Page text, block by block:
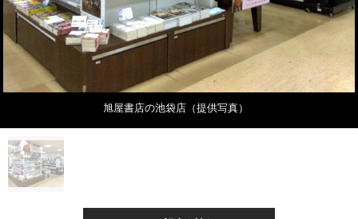
旭屋書店の池袋店（提供写真）